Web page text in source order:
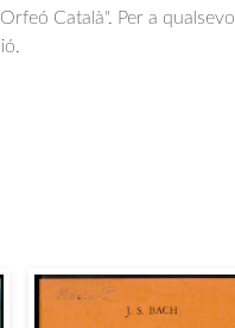
Català". Per a qualsevol